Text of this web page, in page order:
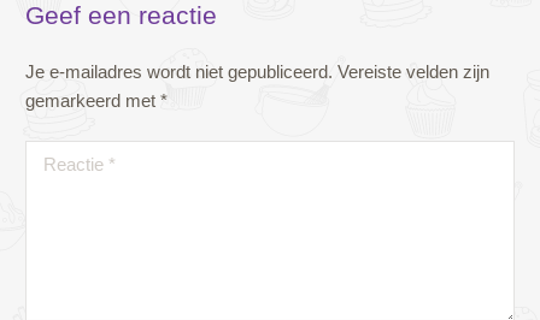
Geef een reactie
Je e-mailadres wordt niet gepubliceerd. Vereiste velden zijn
gemarkeerd met *